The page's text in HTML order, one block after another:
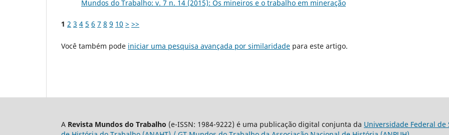
Mundos do Trabalho: v. 7 n. 14 (2015): Os mineiros e o trabalho em mineração
1 2 3 4 5 6 7 8 9 10 > >>
Você também pode iniciar uma pesquisa avançada por similaridade para este artigo.
A Revista Mundos do Trabalho (e-ISSN: 1984-9222) é uma publicação digital conjunta da Universidade Federal de